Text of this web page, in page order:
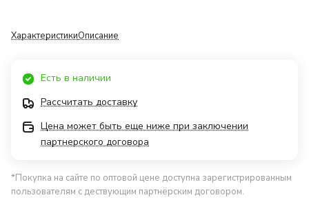
ХарактеристикиОписание
Есть в наличии
Рассчитать доставку
Цена может быть еще ниже при заключении
партнерского договора
*Покупка на сайте по оптовой цене доступна зарегистрированным
пользователям с дествующим партнёрским договором.